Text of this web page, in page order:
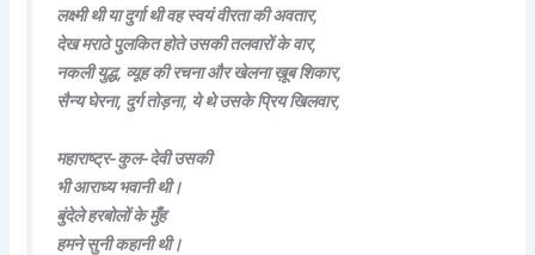
लक्ष्मी थी या दुर्गा थी वह स्वयं वीरता की अवतार,
देख मराठे पुलकित होते उसकी तलवारों के वार,
नकली युद्ध, व्यूह की रचना और खेलना ख़ूब शिकार,
सैन्य घेरना, दुर्ग तोड़ना, ये थे उसके प्रिय खिलवार,
महाराष्ट्र-कुल-देवी उसकी
भी आराध्य भवानी थी।
बुंदेले हरबोलों के मुँह
हमने सुनी कहानी थी।